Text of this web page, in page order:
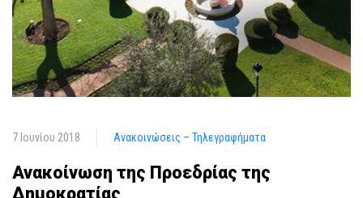
7 Ιουνίου 2018 Ανακοινώσεις – Τηλεγραφήματα
Ανακοίνωση της Προεδρίας της
Δημοκρατίας